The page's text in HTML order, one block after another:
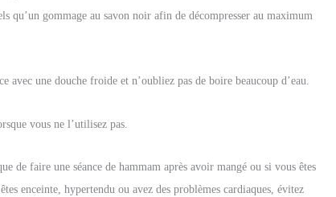
qu’un gommage au savon noir afin de décompresser au maximum
avec une douche froide et n’oubliez pas de boire beaucoup d’eau.
vous ne l’utilisez pas.
de faire une séance de hammam après avoir mangé ou si vous êtes
enceinte, hypertendu ou avez des problèmes cardiaques, évitez